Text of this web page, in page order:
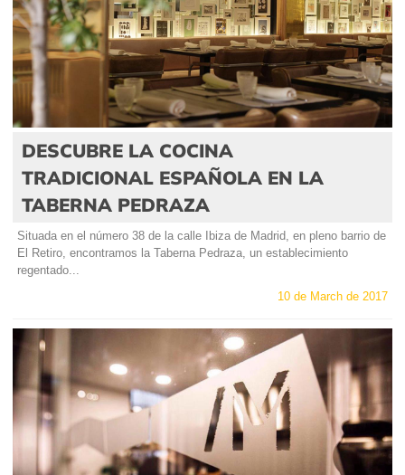
DESCUBRE LA COCINA
TRADICIONAL ESPAÑOLA EN LA
TABERNA PEDRAZA
Situada en el número 38 de la calle Ibiza de Madrid, en pleno barrio de
El Retiro, encontramos la Taberna Pedraza, un establecimiento
regentado...
10 de March de 2017